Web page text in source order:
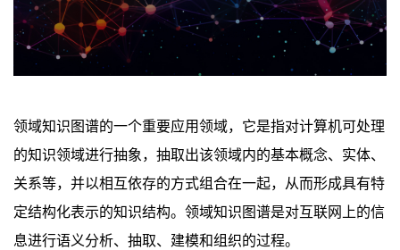
领域知识图谱的一个重要应用领域，它是指对计算机可处理
的知识领域进行抽象，抽取出该领域内的基本概念、实体、
关系等，并以相互依存的方式组合在一起，从而形成具有特
定结构化表示的知识结构。领域知识图谱是对互联网上的信
息进行语义分析、抽取、建模和组织的过程。